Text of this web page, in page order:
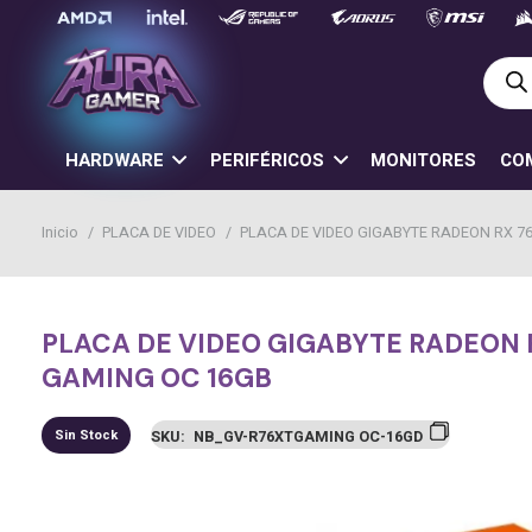
de
HARDWARE PERIFÉRICOS MONITORES
Inicio / PLACA DE VIDEO / PLACA DE VIDEO GIGABYTE RADEON RX
PLACA DE VIDEO GIGABYTE
GAMING OC 16GB
Sin Stock SKU: NB_GV-R76XTGAMING OC-16GD